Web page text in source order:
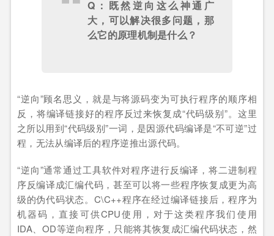
Q：既然逆向这么神通广
大，可以解决很多问题，那
么它的原理机制是什么？
“逆向”顾名思义，就是与将源码变为可执行程序的顺序相
反，将编译链接好的程序反过来恢复成“代码级别”。这里
之所以用到“代码级别”一词，是因源代码编译是“不可逆”过
程，无法从编译后的程序逆推出源代码。
“逆向”通常通过工具软件对程序进行反编译，将二进制程
序反编译成汇编代码，甚至可以将一些程序恢复成更为高
级的伪代码状态。C\C++程序在经过编译链接后，程序为
机器码，直接可供CPU使用，对于这类程序我们使用
IDA、OD等逆向程序，只能将其恢复成汇编代码状态，然